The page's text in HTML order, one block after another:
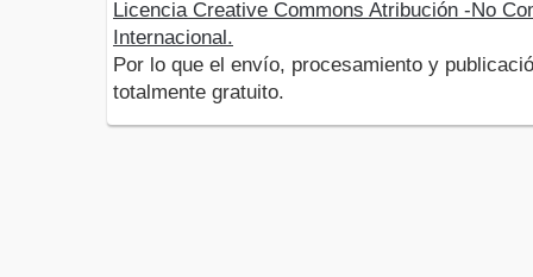
Licencia Creative Commons Atribución -No
Internacional.
Por lo que el envío, procesamiento y
totalmente gratuito.